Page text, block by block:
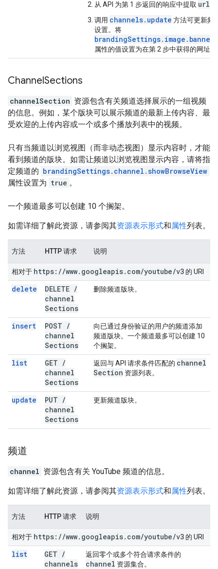
从 API 为第 1 步返回的响应中提取 url
调用 channels.update 方法可更新频
设置。将
属性的值设置为在第 2 步中获得的网址。
ChannelSections
channelSection 资源包含有关频道选择展示的一组视频
的信息。例如，某个版块可以展示频道的最新上传内容、最
受欢迎的上传内容或一个或多个播放列表中的视频。
只有当频道以浏览视图（而非动态视图）显示内容时，才能
看到频道的版块。如需让频道以浏览视图显示内容，请将指
定频道的 brandingSettings.channel.showBrowseView
属性设置为 true 。
一个频道最多可以创建 10 个搁架。
如需详细了解此资源，请参阅其资源表示形式和属性列表。
方法 HTTP 请求 说明
相对于 https: //www. googleapis. com/youtube/v3 的 URI
delete DELETE /
channel
Sections
删除频道版块。
insert POST /
channel
Sections
向已通过身份验证的用户的频道添加
频道版块。一个频道最多可以创建 10
个搁架。
list GET /
channel
Sections
返回与 API 请求条件匹配的 channel
Section 资源列表。
update PUT /
channel
Sections
更新频道版块。
频道
channel 资源包含有关 YouTube 频道的信息。
如需详细了解此资源，请参阅其资源表示形式和属性列表。
方法 HTTP 请求 说明
相对于 https: //www. googleapis. com/youtube/v3 的 URI
list GET /
channels
返回零个或多个符合请求条件的
channel 资源集合。